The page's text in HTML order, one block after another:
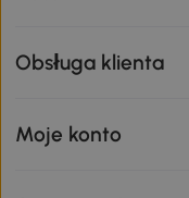
Obsługa klienta
Moje konto